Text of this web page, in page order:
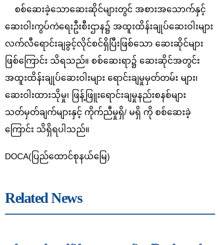
စစ်ဆေးခဲ့သောဆေးဆိုင်များတွင် အစားအသောက်နှင့်
ဆေးဝါးကွပ်ကဲရေးဦးစီးဌာန၌ အထူးထိန်းချုပ်ဆေးဝါးများ
လက်လီရောင်းချခွင့်လိုင်စင်ရှိပြီးဖြစ်သော ဆေးဆိုင်များ
ဖြစ်ကြောင်း သိရသည်။ စစ်ဆေးရာ၌ ဆေးဆိုင်အတွင်း
အထူးထိန်းချုပ်ဆေးဝါးများ ရောင်းချမှုမှတ်တမ်း များ၊
ဆေးဝါးထားသိုမှု၊ ဖြန့်ဖြူးရောင်းချမှုနည်းစနစ်များ
သတ်မှတ်ချက်များနှင့် ကိုက်ညီမှုရှိ/ မရှိ ကို စစ်ဆေးခဲ့
ကြောင်း သိရှိရပါသည်။
DOCA(ပြည်ထောင်စုနယ်မြေ)
Related News